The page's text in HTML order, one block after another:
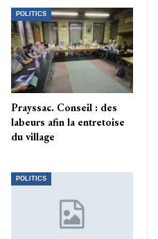
POLITICS
Prayssac. Conseil : des
labeurs afin la entretoise
du village
POLITICS